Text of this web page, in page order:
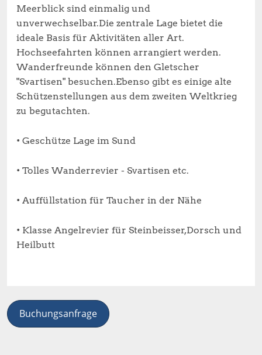
Meerblick sind einmalig und
unverwechselbar.Die zentrale Lage bietet die
ideale Basis für Aktivitäten aller Art.
Hochseefahrten können arrangiert werden.
Wanderfreunde können den Gletscher
"Svartisen" besuchen.Ebenso gibt es einige alte
Schützenstellungen aus dem zweiten Weltkrieg
zu begutachten.
• Geschütze Lage im Sund
• Tolles Wanderrevier - Svartisen etc.
• Auffüllstation für Taucher in der Nähe
• Klasse Angelrevier für Steinbeisser,Dorsch und
Heilbutt
Buchungsanfrage